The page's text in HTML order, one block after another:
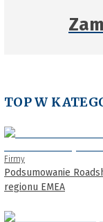
TOP W
Firmy
Podsumowanie
regionu EMEA